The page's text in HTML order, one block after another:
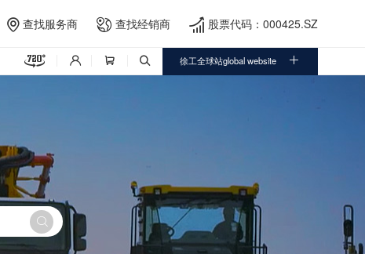
 查找服务商  查找经销商  股票代码：000425.SZ
    徐工全球站global website 
